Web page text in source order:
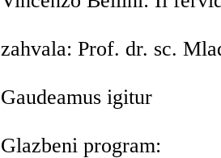
zahvala: Prof. dr. sc.
Gaudeamus igitur
Glazbeni program: